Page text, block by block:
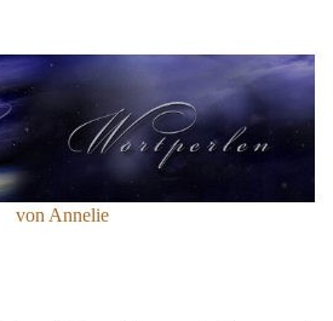
von Annelie